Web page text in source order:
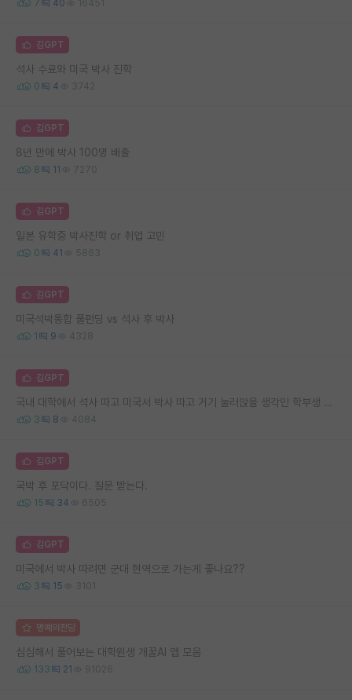
7 40 16451
김GPT
석사 수료와 미국 박사 진학
0 4 3742
김GPT
8년 만에 박사 100명 배출
8 11 7270
김GPT
일본 유학중 박사진학 or 취업 고민
0 41 5863
김GPT
미국석박통합 풀펀딩 vs 석사 후 박사
1 9 4328
김GPT
국내 대학에서 석사 따고 미국서 박사 따고 거기 눌러앉을 생각인 학부생 따리입니다.
3 8 4084
김GPT
국박 후 포닥이다. 질문 받는다.
15 34 6505
김GPT
미국에서 박사 따려면 군대 현역으로 가는게 좋나요??
3 15 3101
명예의전당
심심해서 풀어보는 대학원생 개꿀AI 앱 모음
133 21 91026